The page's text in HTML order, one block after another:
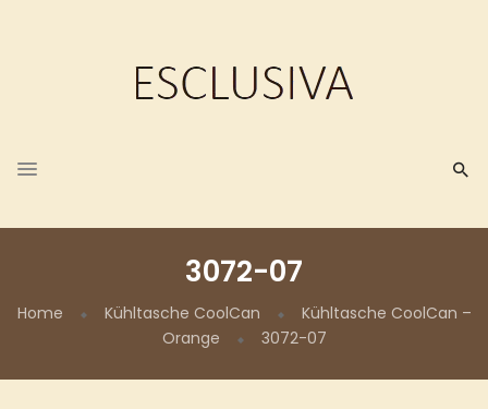
3072-07
Home Kühltasche CoolCan
Kühltasche CoolCan –
Orange
3072-07